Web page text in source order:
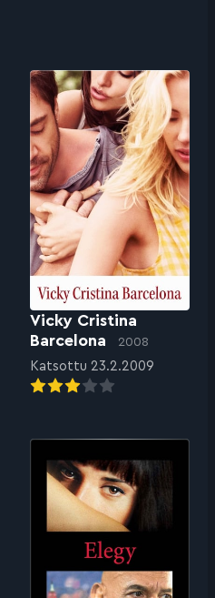
Vicky Cristina
Barcelona
2008
Katsottu 23.2.2009